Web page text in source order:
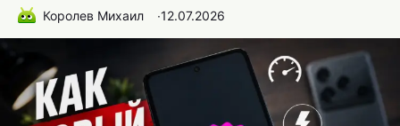
Королев Михаил ∙12.07.2026